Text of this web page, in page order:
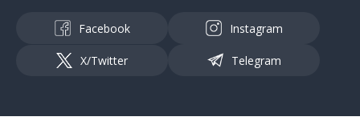
Facebook Instagram
X/Twitter Telegram